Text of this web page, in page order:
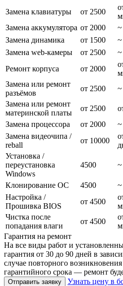
Замена клавиатуры от 2500
Замена аккумулятора от 2000
Замена динамика от 1500
Замена web-камеры от 2500
Ремонт корпуса от 2000
Замена или ремонт
разъёмов
от 2500
Замена или ремонт
материнской платы
от 2500
Замена процессора от 2000
Замена видеочипа /
reball
от 10000
Установка /
переустановка
Windows
4500
Клонирование ОС 4500
Настройка /
Прошивка BIOS
от 4500
Чистка после
попадания влаги
от 4500
Гарантия на ремонт
На все виды работ и
гарантия от 30 до 90 дней в
случае повторного
гарантийного срока — ремонт
Отправить заявку
Узнать цену в